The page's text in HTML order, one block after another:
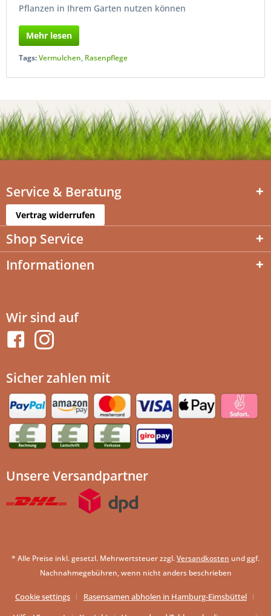
Pflanzen in Ihrem Garten nutzen können
Mehr lesen
Tags:Vermulchen, Rasenpflege
Service & Beratung
Vertrag widerrufen
Shop Service
Informationen
Wir sind auf
Sicher zahlen mit
Unsere Versandpartner
* Alle Preise inkl. gesetzl. Mehrwertsteuer zzgl.Versandkosten und ggf.
Nachnahmegebühren, wenn nicht anders beschrieben
Cookie settings
Rasensamen abholen in Hamburg-Eimsbüttel